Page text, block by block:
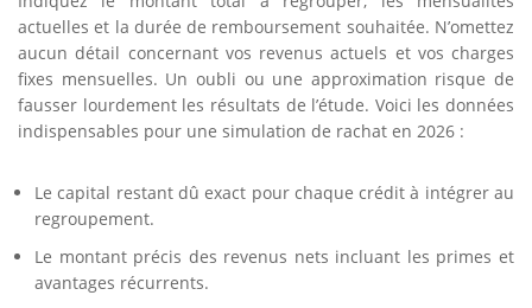
actuelles et la durée de remboursement souhaitée. N’omettez
aucun détail concernant vos revenus actuels et vos charges
fixes mensuelles. Un oubli ou une approximation risque de
fausser lourdement les résultats de l’étude. Voici les données
indispensables pour une simulation de rachat en 2026 :
Le capital restant dû exact pour chaque crédit à intégrer au
regroupement.
Le montant précis des revenus nets incluant les primes et
avantages récurrents.